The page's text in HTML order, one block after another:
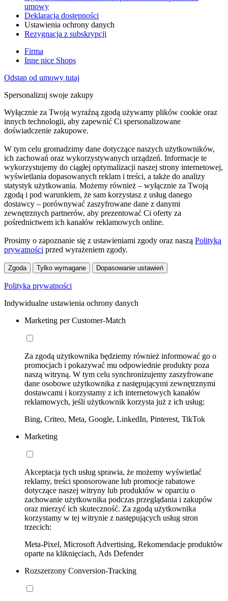
umowy
Deklaracja dostępności
Ustawienia ochrony danych
Rezygnacja z subskrypcji
Firma
Inne nice Shops
Odstąp od umowy tutaj
Spersonalizuj swoje zakupy
Wyłącznie za Twoją wyraźną zgodą używamy plików cookie oraz
innych technologii, aby zapewnić Ci spersonalizowane
doświadczenie zakupowe.
W tym celu gromadzimy dane dotyczące naszych użytkowników,
ich zachowań oraz wykorzystywanych urządzeń. Informacje te
wykorzystujemy do ciągłej optymalizacji naszej strony internetowej,
wyświetlania dopasowanych reklam i treści, a także do analizy
statystyk użytkowania. Możemy również – wyłącznie za Twoją
zgodą i pod warunkiem, że sam korzystasz z usług danego
dostawcy – porównywać zaszyfrowane dane z danymi
zewnętrznych partnerów, aby prezentować Ci oferty za
pośrednictwem ich kanałów reklamowych online.
Prosimy o zapoznanie się z ustawieniami zgody oraz naszą Polityką
prywatności przed wyrażeniem zgody.
Zgoda Tylko wymagane Dopasowanie ustawień
Polityka prywatności
Indywidualne ustawienia ochrony danych
Marketing per Customer-Match
Za zgodą użytkownika będziemy również informować go o
promocjach i pokazywać mu odpowiednie produkty poza
naszą witryną. W tym celu synchronizujemy zaszyfrowane
dane osobowe użytkownika z następującymi zewnętrznymi
dostawcami i korzystamy z ich internetowych kanałów
reklamowych, jeśli użytkownik korzysta już z ich usług:
Bing, Criteo, Meta, Google, LinkedIn, Pinterest, TikTok
Marketing
Akceptacja tych usług sprawia, że możemy wyświetlać
reklamy, treści sponsorowane lub promocje rabatowe
dotyczące naszej witryny lub produktów w oparciu o
zachowanie użytkownika podczas przeglądania i zakupów
oraz mierzyć ich skuteczność. Za zgodą użytkownika
korzystamy w tej witrynie z następujących usług stron
trzecich:
Meta-Pixel, Microsoft Advertising, Rekomendacje produktów
oparte na kliknięciach, Ads Defender
Rozszerzony Conversion-Tracking